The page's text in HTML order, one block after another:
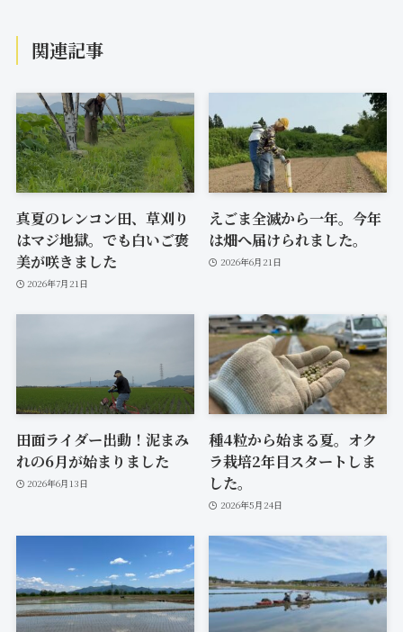
関連記事
真夏のレンコン田、草刈り
はマジ地獄。でも白いご褒
美が咲きました
2026年7月21日
えごま全滅から一年。今年
は畑へ届けられました。
2026年6月21日
田面ライダー出動！泥まみ
れの6月が始まりました
2026年6月13日
種4粒から始まる夏。オク
ラ栽培2年目スタートしま
した。
2026年5月24日